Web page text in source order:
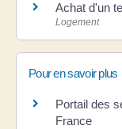
Achat d'un
Logement
Pour en savoir plus
Portail des
France